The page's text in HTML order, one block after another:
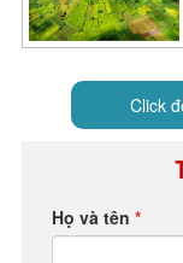
PROFILE EN
THƯ KHEN
HỘP THƯ GÓP Ý
PROFILE HƯỚNG DẪN
Click
Họ và tên *